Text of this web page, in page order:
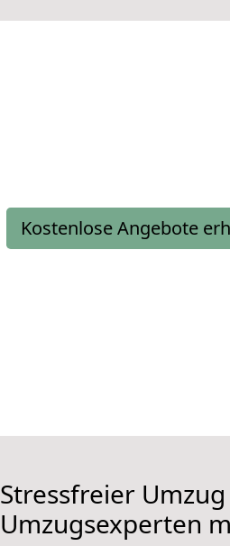
Kostenlose Angebote
Stressfreier
Umzugsexperten